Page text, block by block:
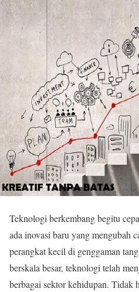
Teknologi berkembang begitu
ada inovasi baru yang mengubah
perangkat kecil di genggaman
berskala besar, teknologi telah
berbagai sektor kehidupan. Tidak